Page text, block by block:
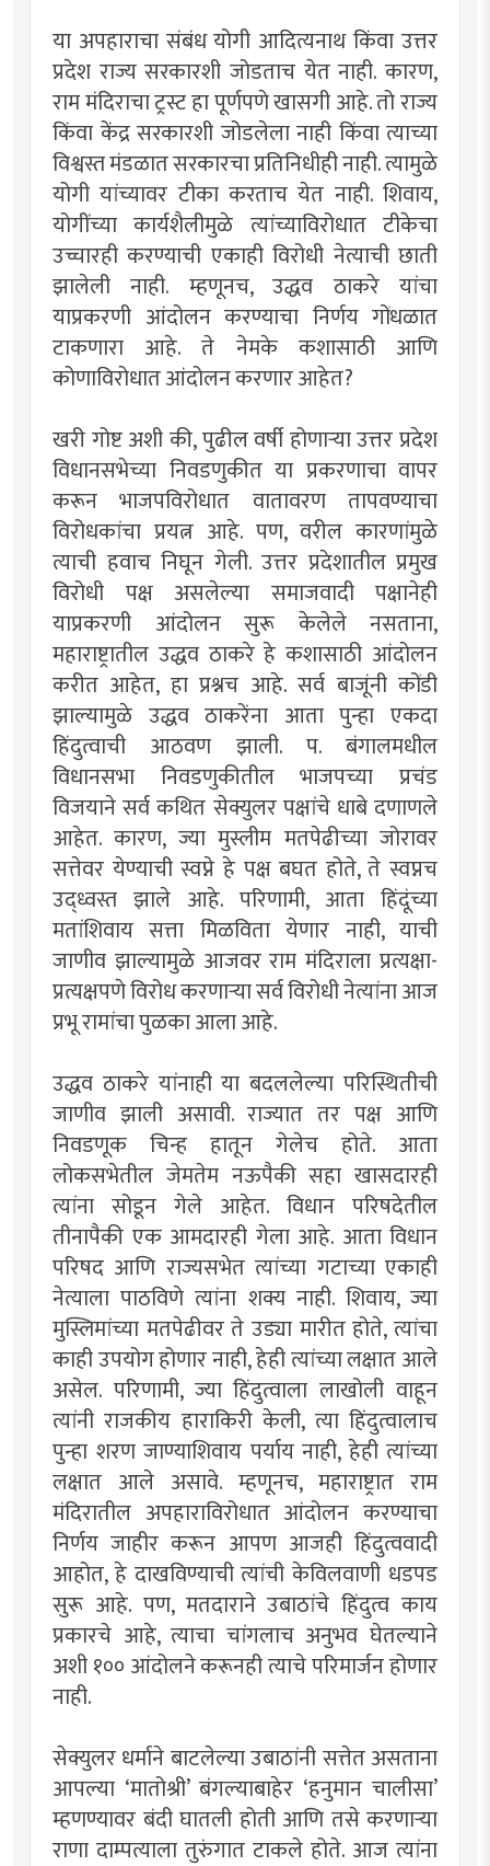
या अपहाराचा संबंध योगी आदित्यनाथ किंवा उत्तर
प्रदेश राज्य सरकारशी जोडताच येत नाही. कारण,
राम मंदिराचा ट्रस्ट हा पूर्णपणे खासगी आहे. तो राज्य
किंवा केंद्र सरकारशी जोडलेला नाही किंवा त्याच्या
विश्वस्त मंडळात सरकारचा प्रतिनिधीही नाही. त्यामुळे
योगी यांच्यावर टीका करताच येत नाही. शिवाय,
योगींच्या कार्यशैलीमुळे त्यांच्याविरोधात टीकेचा
उच्चारही करण्याची एकाही विरोधी नेत्याची छाती
झालेली नाही. म्हणूनच, उद्धव ठाकरे यांचा
याप्रकरणी आंदोलन करण्याचा निर्णय गोंधळात
टाकणारा आहे. ते नेमके कशासाठी आणि
कोणाविरोधात आंदोलन करणार आहेत?
खरी गोष्ट अशी की, पुढील वर्षी होणार्‍या उत्तर प्रदेश
विधानसभेच्या निवडणुकीत या प्रकरणाचा वापर
करून भाजपविरोधात वातावरण तापवण्याचा
विरोधकांचा प्रयत्न आहे. पण, वरील कारणांमुळे
त्याची हवाच निघून गेली. उत्तर प्रदेशातील प्रमुख
विरोधी पक्ष असलेल्या समाजवादी पक्षानेही
याप्रकरणी आंदोलन सुरू केलेले नसताना,
महाराष्ट्रातील उद्धव ठाकरे हे कशासाठी आंदोलन
करीत आहेत, हा प्रश्नच आहे. सर्व बाजूंनी कोंडी
झाल्यामुळे उद्धव ठाकरेंना आता पुन्हा एकदा
हिंदुत्वाची आठवण झाली. प. बंगालमधील
विधानसभा निवडणुकीतील भाजपच्या प्रचंड
विजयाने सर्व कथित सेक्युलर पक्षांचे धाबे दणाणले
आहेत. कारण, ज्या मुस्लीम मतपेढीच्या जोरावर
सत्तेवर येण्याची स्वप्ने हे पक्ष बघत होते, ते स्वप्नच
उद्ध्वस्त झाले आहे. परिणामी, आता हिंदूंच्या
मतांशिवाय सत्ता मिळविता येणार नाही, याची
जाणीव झाल्यामुळे आजवर राम मंदिराला प्रत्यक्षा-
प्रत्यक्षपणे विरोध करणार्‍या सर्व विरोधी नेत्यांना आज
प्रभू रामांचा पुळका आला आहे.
उद्धव ठाकरे यांनाही या बदललेल्या परिस्थितीची
जाणीव झाली असावी. राज्यात तर पक्ष आणि
निवडणूक चिन्ह हातून गेलेच होते. आता
लोकसभेतील जेमतेम नऊपैकी सहा खासदारही
त्यांना सोडून गेले आहेत. विधान परिषदेतील
तीनापैकी एक आमदारही गेला आहे. आता विधान
परिषद आणि राज्यसभेत त्यांच्या गटाच्या एकाही
नेत्याला पाठविणे त्यांना शक्य नाही. शिवाय, ज्या
मुस्लिमांच्या मतपेढीवर ते उड्या मारीत होते, त्यांचा
काही उपयोग होणार नाही, हेही त्यांच्या लक्षात आले
असेल. परिणामी, ज्या हिंदुत्वाला लाखोली वाहून
त्यांनी राजकीय हाराकिरी केली, त्या हिंदुत्वालाच
पुन्हा शरण जाण्याशिवाय पर्याय नाही, हेही त्यांच्या
लक्षात आले असावे. म्हणूनच, महाराष्ट्रात राम
मंदिरातील अपहाराविरोधात आंदोलन करण्याचा
निर्णय जाहीर करून आपण आजही हिंदुत्ववादी
आहोत, हे दाखविण्याची त्यांची केविलवाणी धडपड
सुरू आहे. पण, मतदाराने उबाठांचे हिंदुत्व काय
प्रकारचे आहे, त्याचा चांगलाच अनुभव घेतल्याने
अशी १०० आंदोलने करूनही त्याचे परिमार्जन होणार
नाही.
सेक्युलर धर्माने बाटलेल्या उबाठांनी सत्तेत असताना
आपल्या ‘मातोश्री’ बंगल्याबाहेर ‘हनुमान चालीसा’
म्हणण्यावर बंदी घातली होती आणि तसे करणार्‍या
राणा दाम्पत्याला तुरुंगात टाकले होते. आज त्यांना